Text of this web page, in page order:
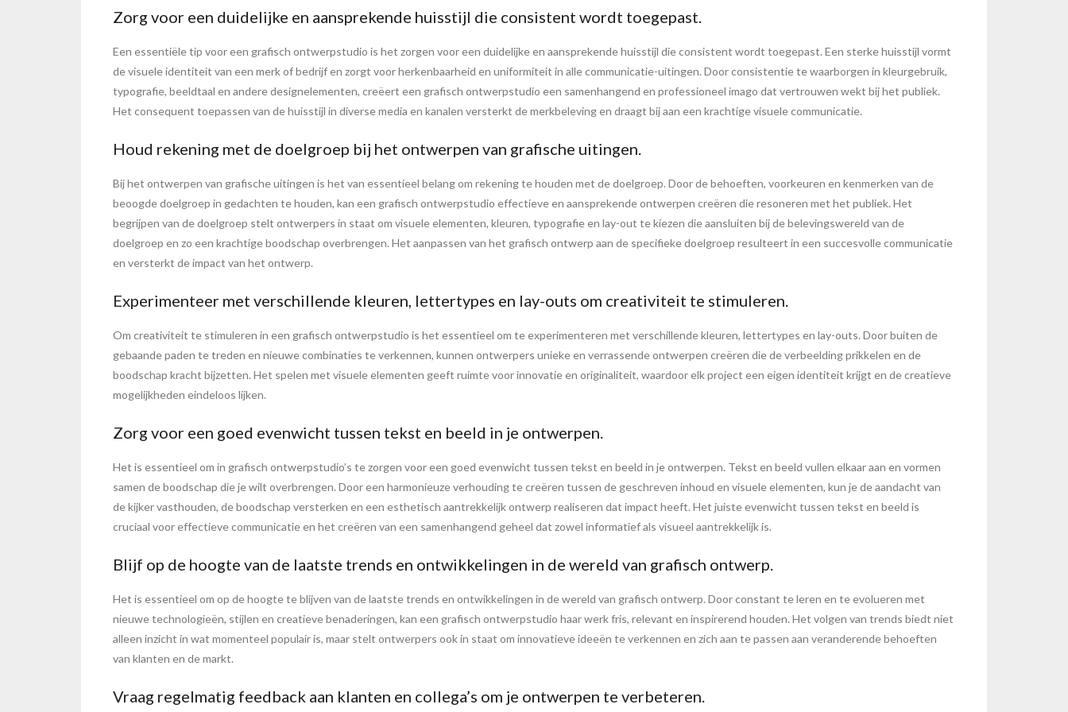
Zorg voor een duidelijke en aansprekende huisstijl die consistent wordt toegepast.
Een essentiële tip voor een grafisch ontwerpstudio is het zorgen voor een duidelijke en aansprekende huisstijl die consistent wordt toegepast. Een sterke huisstijl vormt
de visuele identiteit van een merk of bedrijf en zorgt voor herkenbaarheid en uniformiteit in alle communicatie-uitingen. Door consistentie te waarborgen in kleurgebruik,
typografie, beeldtaal en andere designelementen, creëert een grafisch ontwerpstudio een samenhangend en professioneel imago dat vertrouwen wekt bij het publiek.
Het consequent toepassen van de huisstijl in diverse media en kanalen versterkt de merkbeleving en draagt bij aan een krachtige visuele communicatie.
Houd rekening met de doelgroep bij het ontwerpen van grafische uitingen.
Bij het ontwerpen van grafische uitingen is het van essentieel belang om rekening te houden met de doelgroep. Door de behoeften, voorkeuren en kenmerken van de
beoogde doelgroep in gedachten te houden, kan een grafisch ontwerpstudio effectieve en aansprekende ontwerpen creëren die resoneren met het publiek. Het
begrijpen van de doelgroep stelt ontwerpers in staat om visuele elementen, kleuren, typografie en lay-out te kiezen die aansluiten bij de belevingswereld van de
doelgroep en zo een krachtige boodschap overbrengen. Het aanpassen van het grafisch ontwerp aan de specifieke doelgroep resulteert in een succesvolle communicatie
en versterkt de impact van het ontwerp.
Experimenteer met verschillende kleuren, lettertypes en lay-outs om creativiteit te stimuleren.
Om creativiteit te stimuleren in een grafisch ontwerpstudio is het essentieel om te experimenteren met verschillende kleuren, lettertypes en lay-outs. Door buiten de
gebaande paden te treden en nieuwe combinaties te verkennen, kunnen ontwerpers unieke en verrassende ontwerpen creëren die de verbeelding prikkelen en de
boodschap kracht bijzetten. Het spelen met visuele elementen geeft ruimte voor innovatie en originaliteit, waardoor elk project een eigen identiteit krijgt en de creatieve
mogelijkheden eindeloos lijken.
Zorg voor een goed evenwicht tussen tekst en beeld in je ontwerpen.
Het is essentieel om in grafisch ontwerpstudio’s te zorgen voor een goed evenwicht tussen tekst en beeld in je ontwerpen. Tekst en beeld vullen elkaar aan en vormen
samen de boodschap die je wilt overbrengen. Door een harmonieuze verhouding te creëren tussen de geschreven inhoud en visuele elementen, kun je de aandacht van
de kijker vasthouden, de boodschap versterken en een esthetisch aantrekkelijk ontwerp realiseren dat impact heeft. Het juiste evenwicht tussen tekst en beeld is
cruciaal voor effectieve communicatie en het creëren van een samenhangend geheel dat zowel informatief als visueel aantrekkelijk is.
Blijf op de hoogte van de laatste trends en ontwikkelingen in de wereld van grafisch ontwerp.
Het is essentieel om op de hoogte te blijven van de laatste trends en ontwikkelingen in de wereld van grafisch ontwerp. Door constant te leren en te evolueren met
nieuwe technologieën, stijlen en creatieve benaderingen, kan een grafisch ontwerpstudio haar werk fris, relevant en inspirerend houden. Het volgen van trends biedt niet
alleen inzicht in wat momenteel populair is, maar stelt ontwerpers ook in staat om innovatieve ideeën te verkennen en zich aan te passen aan veranderende behoeften
van klanten en de markt.
Vraag regelmatig feedback aan klanten en collega’s om je ontwerpen te verbeteren.